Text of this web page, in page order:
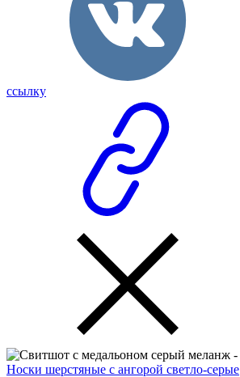
ссылку
Носки шерстяные с ангорой светло-серые